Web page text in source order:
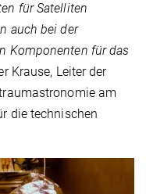
für Satelliten
auch bei der
Komponenten für das
Krause, Leiter der
am
die technischen